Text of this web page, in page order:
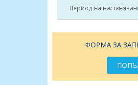
Период на
ФОРМА ЗА